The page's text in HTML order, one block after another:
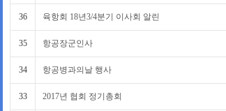
36 육항회 18년3/4분기 이사회 알린
35 항공장군인사
34 항공병과의날 행사
33 2017년 협회 정기총회